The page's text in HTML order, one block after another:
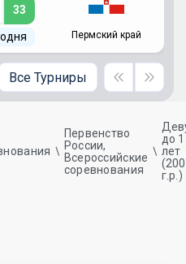
33
Пермский край
Все Турниры
Первенство
России,
Всероссийские
соревнования
до
лет
г.р.)